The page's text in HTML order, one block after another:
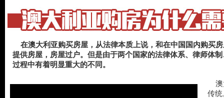
在澳大利亚购买房屋，从法律本质上说，和在中国国内购买
提供房屋，房屋过户。但是由于两个国家的法律体系、律师体
过程中有着明显重大的不同。
澳
传统